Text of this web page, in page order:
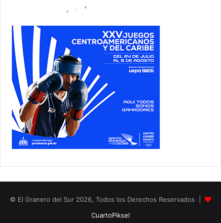
© El Granero del Sur 2026, Todos los Derechos Reservados |
CuartoPiksel